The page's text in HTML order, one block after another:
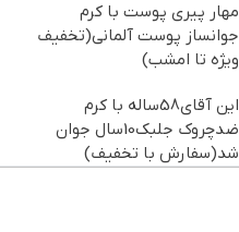
مهار پیری پوست با کرم
جوانساز پوست آلمانی(تخفیف
ویژه تا امشب)
این آقای58ساله با کرم
ضدچروک جلبک10سال جوان
شد(سفارش با تخفیف)